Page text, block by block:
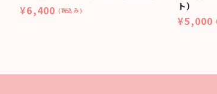
¥6,400 (税込み)
ト）
¥5,000